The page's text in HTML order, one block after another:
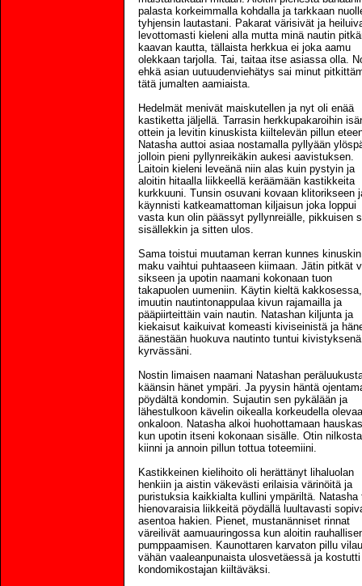
palasta korkeimmalla kohdalla ja tarkkaan
tyhjensin lautastani. Pakarat värisivät ja
levottomasti kieleni alla mutta minä nautin
kaavan kautta, tällaista herkkua ei joka aamu
olekkaan tarjolla. Tai, taitaa itse asiassa olla.
ehkä asian uutuudenviehätys sai minut
tätä jumalten aamiaista.
Hedelmät menivät maiskutellen ja nyt oli enää
kastiketta jäljellä. Tarrasin herkkupakaroihin
ottein ja levitin kinuskista kiiltelevän pillun
Natasha auttoi asiaa nostamalla pyllyään
jolloin pieni pyllynreikäkin aukesi aavistuksen.
Laitoin kieleni leveänä niin alas kuin pystyin ja
aloitin hitaalla liikkeellä keräämään kastikkeita
kurkkuuni. Tunsin osuvani kovaan klitorikseen
käynnisti katkeamattoman kiljaisun joka loppui
vasta kun olin päässyt pyllynreiälle, pikkuisen
sisällekkin ja sitten ulos.
Sama toistui muutaman kerran kunnes kinuskin
maku vaihtui puhtaaseen kiimaan. Jätin pitkät
sikseen ja upotin naamani kokonaan tuon
takapuolen uumeniin. Käytin kieltä kakkosessa,
imuutin nautintonappulaa kivun rajamailla ja
pääpiirteittäin vain nautin. Natashan kiljunta ja
kiekaisut kaikuivat komeasti kiviseinistä ja
äänestään huokuva nautinto tuntui kivistyksenä
kyrvässäni.
Nostin limaisen naamani Natashan
käänsin hänet ympäri. Ja pyysin häntä
pöydältä kondomin. Sujautin sen pykälään ja
lähestulkoon kävelin oikealla korkeudella
onkaloon. Natasha alkoi huohottamaan
kun upotin itseni kokonaan sisälle. Otin nilkosta
kiinni ja annoin pillun tottua toteemiini.
Kastikkeinen kielihoito oli herättänyt lihaluolan
henkiin ja aistin väkevästi erilaisia värinöitä ja
puristuksia kaikkialta kullini ympäriltä. Natasha
hienovaraisia liikkeitä pöydällä luultavasti
asentoa hakien. Pienet, mustanänniset rinnat
väreilivät aamuauringossa kun aloitin
pumppaamisen. Kaunottaren karvaton pillu
vähän vaaleanpunaista ulosvetäessä ja kostutti
kondomikostajan kiiltäväksi.